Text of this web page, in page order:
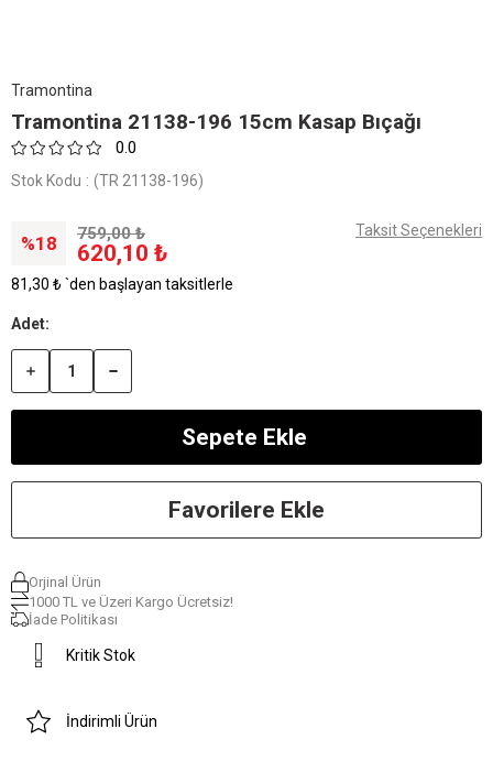
Tramontina
Tramontina 21138-196 15cm Kasap Bıçağı
0.0
Stok Kodu (TR 21138-196)
18 759,00 ₺
620,10 ₺
Taksit Seçenekleri
81,30 ₺`den başlayan taksitlerle
Favorilere Ekle
Orjinal Ürün
1000 TL ve Üzeri Kargo Ücretsiz!
İade Politikası
Kritik Stok
İndirimli Ürün